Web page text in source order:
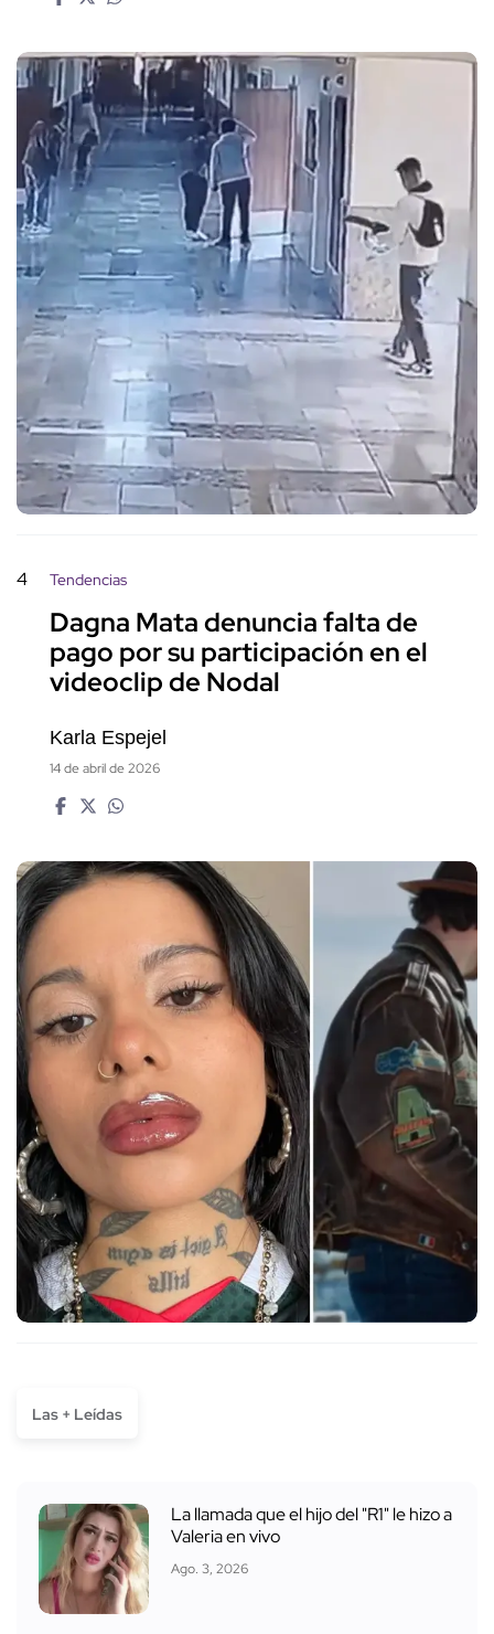
4 Tendencias
Dagna Mata denuncia falta de
pago por su participación en el
videoclip de Nodal
Karla Espejel
14 de abril de 2026
Las + Leídas
La llamada que el hijo del "R1" le hizo a
Valeria en vivo
Ago. 3, 2026